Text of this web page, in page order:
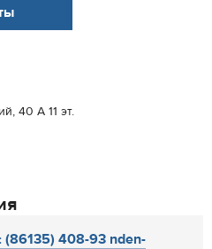
40 А 11 эт.
(86135) 408-93 nden-